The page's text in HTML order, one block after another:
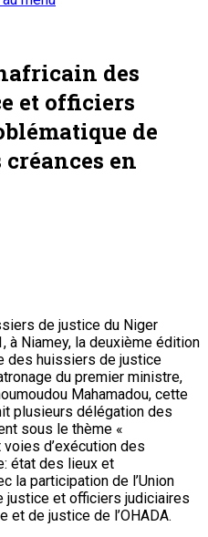
des
et officiers
de
en
de justice du Niger
à Niamey, la deuxième édition
des huissiers de justice
du premier ministre,
Mahamadou, cette
plusieurs délégation des
sous le thème «
d’exécution des
état des lieux et
la participation de l’Union
justice et officiers judiciaires
et de justice de l’OHADA.